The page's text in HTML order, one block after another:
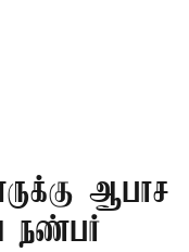
ஆபாச
நண்பர்